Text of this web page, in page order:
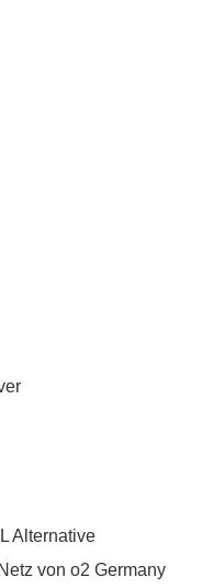
Alternative
von o2 Germany